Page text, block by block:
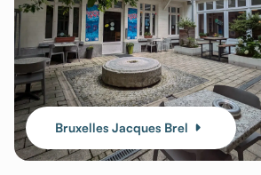
Bruxelles Jacques Brel